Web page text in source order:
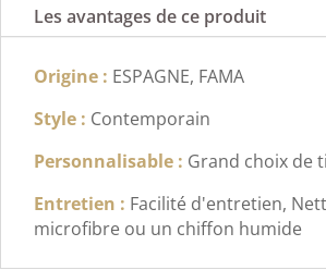
Les avantages de ce produit
Origine : ESPAGNE, FAMA
Style : Contemporain
Personnalisable : Grand choix de
Entretien : Facilité d'entretien,
microfibre ou un chiffon humide